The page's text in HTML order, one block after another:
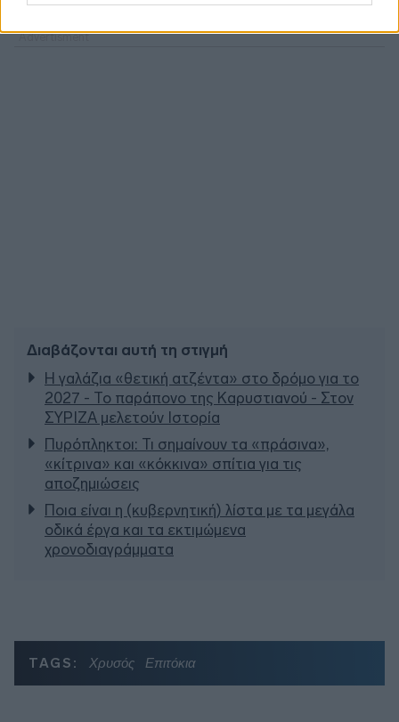
Διαβάζονται αυτή τη στιγμή
Η γαλάζια «θετική ατζέντα» στο δρόμο για το
2027 - Το παράπονο της Καρυστιανού - Στον
ΣΥΡΙΖΑ μελετούν Ιστορία
Πυρόπληκτοι: Τι σημαίνουν τα «πράσινα»,
«κίτρινα» και «κόκκινα» σπίτια για τις
αποζημιώσεις
Ποια είναι η (κυβερνητική) λίστα με τα μεγάλα
οδικά έργα και τα εκτιμώμενα
χρονοδιαγράμματα
TAGS: Χρυσός Επιτόκια